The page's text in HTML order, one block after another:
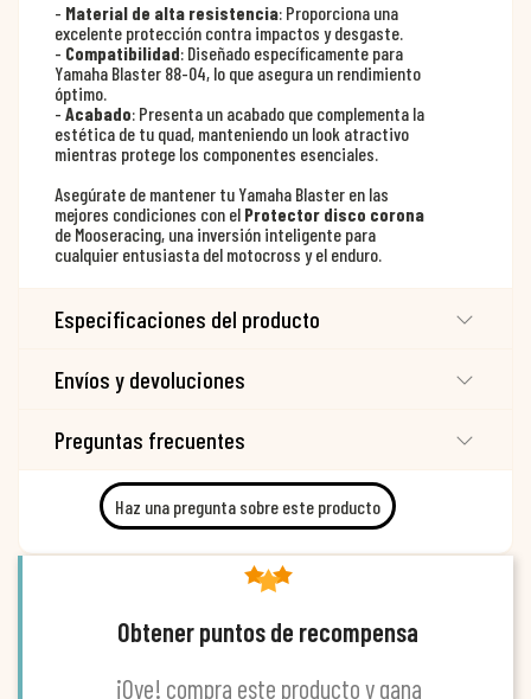
- Material de alta resistencia: Proporciona una
excelente protección contra impactos y desgaste.
- Compatibilidad: Diseñado específicamente para
Yamaha Blaster 88-04, lo que asegura un rendimiento
óptimo.
- Acabado: Presenta un acabado que complementa la
estética de tu quad, manteniendo un look atractivo
mientras protege los componentes esenciales.
Asegúrate de mantener tu Yamaha Blaster en las
mejores condiciones con el Protector disco corona
de Mooseracing, una inversión inteligente para
cualquier entusiasta del motocross y el enduro.
Especificaciones del producto
Envíos y devoluciones
Preguntas frecuentes
Haz una pregunta sobre este producto
Obtener puntos de recompensa
¡Oye! compra este producto y gana